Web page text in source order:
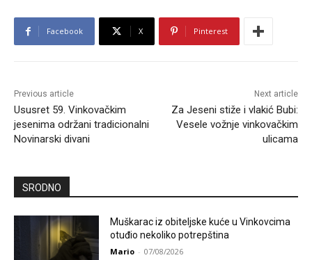
Facebook X Pinterest
Previous article
Ususret 59. Vinkovačkim
jesenima održani tradicionalni
Novinarski divani
Next article
Za Jeseni stiže i vlakić Bubi:
Vesele vožnje vinkovačkim
ulicama
SRODNO
Muškarac iz obiteljske kuće u Vinkovcima
otuđio nekoliko potrepština
Mario - 07/08/2026